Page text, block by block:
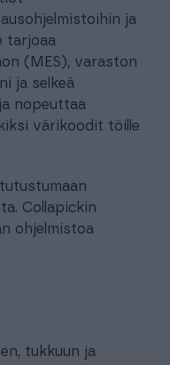
ja
tarjoaa
(MES), varaston
ja selkeä
nopeuttaa
värikoodit töille
Collapickin
ohjelmistoa
tukkuun ja